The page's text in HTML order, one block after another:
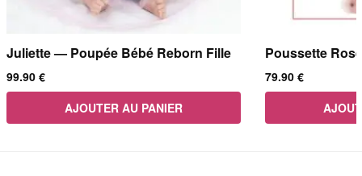
Juliette — Poupée Bébé Reborn Fille
99.90 €
AJOUTER AU PANIER
Poussette
79.90 €